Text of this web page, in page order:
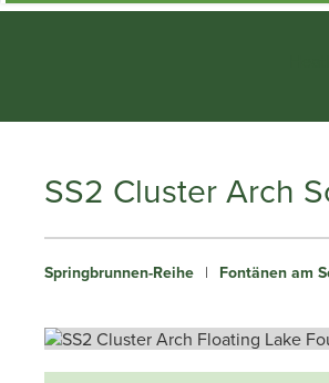
SS2 Cluster Arch
Springbrunnen-Reihe | Fontänen am